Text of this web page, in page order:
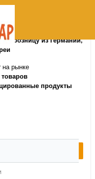
в розницу из Германии,
на рынке
товаров
продукты